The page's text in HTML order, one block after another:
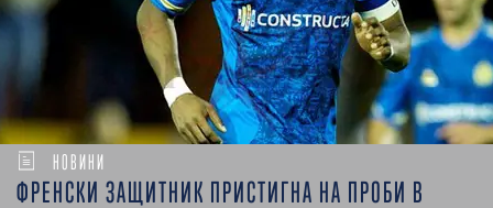
НОВИНИ
ФРЕНСКИ ЗАЩИТНИК ПРИСТИГНА НА ПРОБИ В